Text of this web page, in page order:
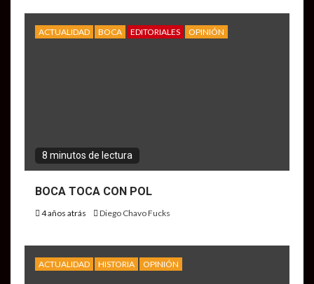
ACTUALIDAD BOCA EDITORIALES OPINIÓN
8 minutos de lectura
BOCA TOCA CON POL
4 años atrás Diego Chavo Fucks
ACTUALIDAD HISTORIA OPINIÓN